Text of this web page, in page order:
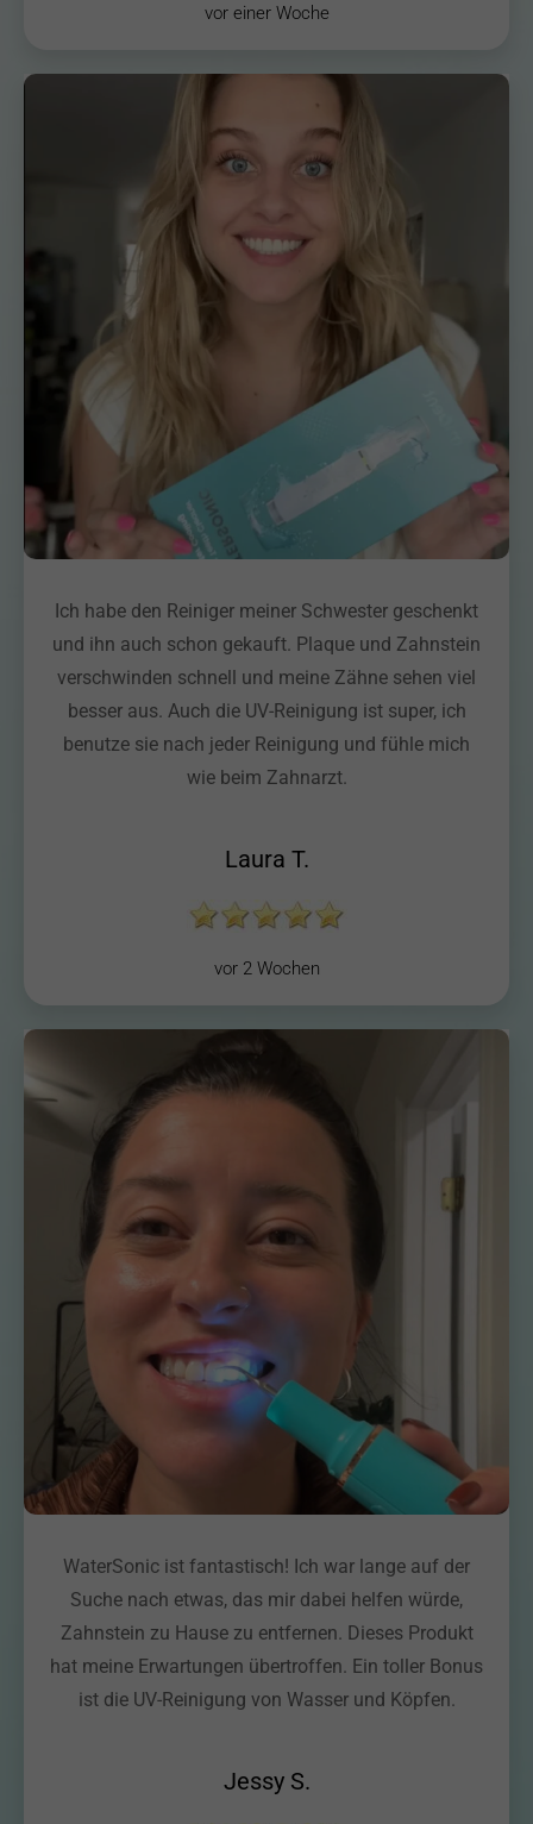
vor einer Woche
Ich habe den Reiniger meiner Schwester geschenkt
und ihn auch schon gekauft. Plaque und Zahnstein
verschwinden schnell und meine Zähne sehen viel
besser aus. Auch die UV-Reinigung ist super, ich
benutze sie nach jeder Reinigung und fühle mich
wie beim Zahnarzt.
Laura T.
vor 2 Wochen
WaterSonic ist fantastisch! Ich war lange auf der
Suche nach etwas, das mir dabei helfen würde,
Zahnstein zu Hause zu entfernen. Dieses Produkt
hat meine Erwartungen übertroffen. Ein toller Bonus
ist die UV-Reinigung von Wasser und Köpfen.
Jessy S.